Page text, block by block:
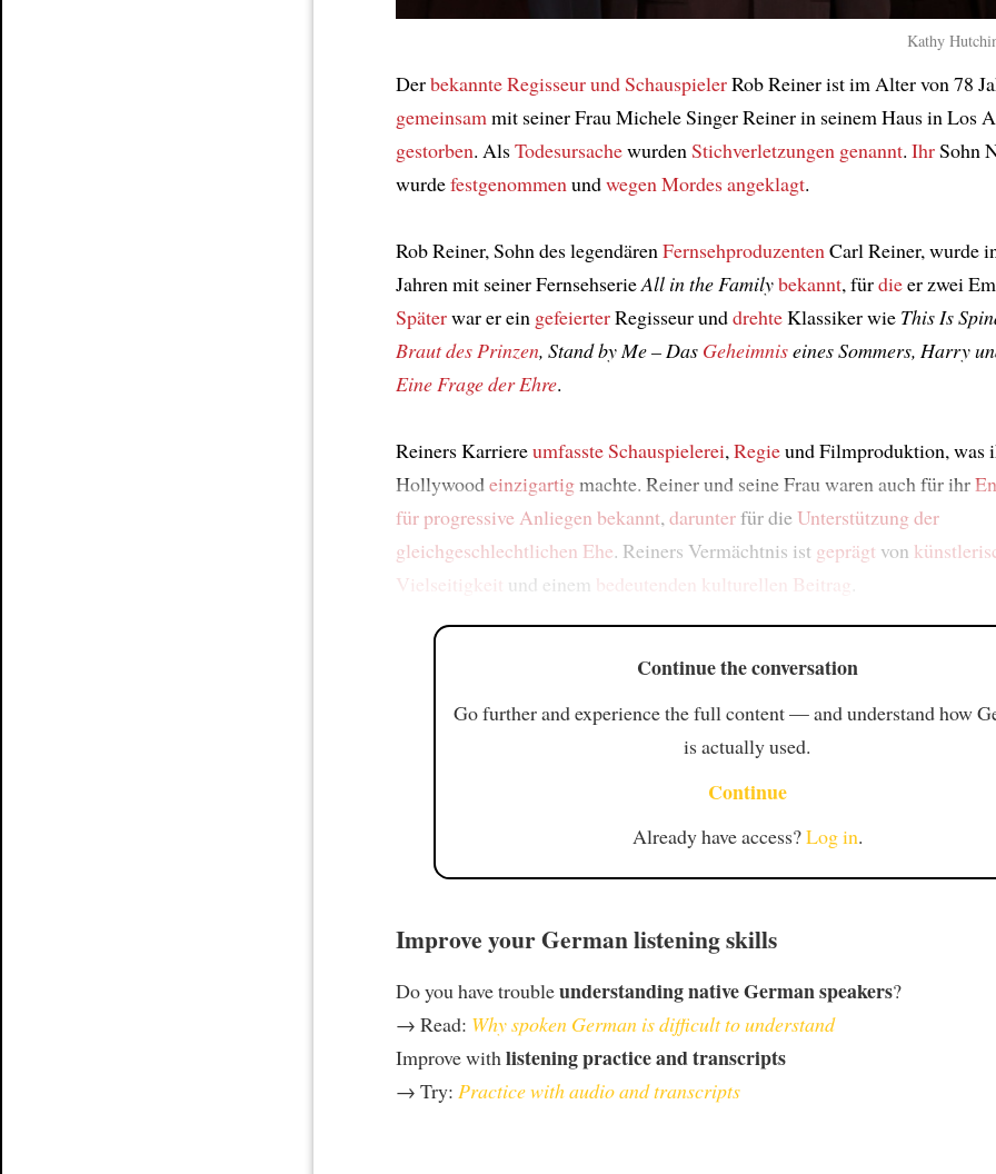
Kathy
Derbekannte Regisseur und SchauspielerRob Reiner ist im Alter von 78
gemeinsammit seiner Frau Michele Singer Reiner in seinem Haus in Los
gestorben. AlsTodesursachewurdenStichverletzungen genannt. IhrSohn
wurdefestgenommenundwegen Mordes angeklagt.
Rob Reiner, Sohn des legendärenFernsehproduzentenCarl Reiner, wurde
Jahren mit seiner FernsehserieAll in the Familybekannt, fürdieer zwei
Späterwar er ein gefeierterRegisseur unddrehteKlassiker wie This Is
Braut des Prinzen, Stand by Me – Das Geheimniseines Sommers, Harry
Eine Frage der Ehre.
Reiners Karriereumfasste Schauspielerei,Regieund Filmproduktion, was
Hollywoodeinzigartigmachte. Reiner und seine Frau waren auch für ihr
für progressive Anliegen bekannt,darunterfür dieUnterstützung der
gleichgeschlechtlichen Ehe. Reiners Vermächtnis ist geprägt von
Vielseitigkeit und einem bedeutenden kulturellen Beitrag
Continue the conversation
Go further and experience the full content — and understand how
is actually used.
Continue
Already have access?Log in.
Improve your German listening skills
Do you have troubleunderstanding native German speakers?
→ Read: Why spoken German is difficult to understand
Improve with listening practice and transcripts
→ Try: Practice with audio and transcripts